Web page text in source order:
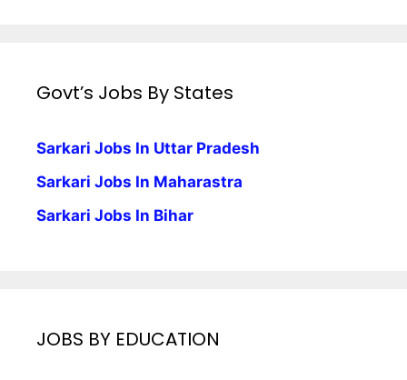
Govt’s Jobs By States
Sarkari Jobs In Uttar Pradesh
Sarkari Jobs In Maharastra
Sarkari Jobs In Bihar
JOBS BY EDUCATION